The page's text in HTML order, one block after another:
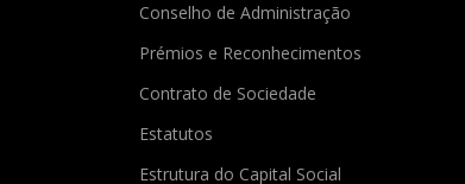
Conselho de Administração
Prémios e Reconhecimentos
Contrato de Sociedade
Estatutos
Estrutura do Capital Social